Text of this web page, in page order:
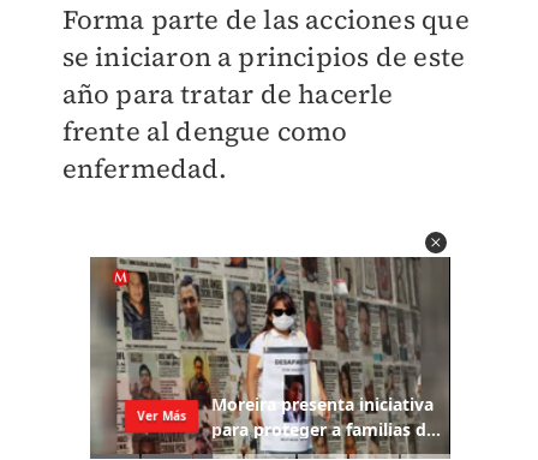
Forma parte de las acciones que
se iniciaron a principios de este
año para tratar de hacerle
frente al dengue como
enfermedad.